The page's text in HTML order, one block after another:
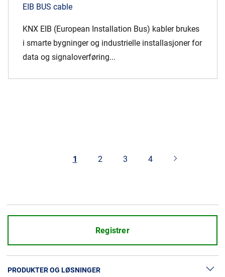
EIB BUS cable
KNX EIB (European Installation Bus) kabler brukes
i smarte bygninger og industrielle installasjoner for
data og signaloverføring...
1 2 3 4
Registrer
PRODUKTER OG LØSNINGER